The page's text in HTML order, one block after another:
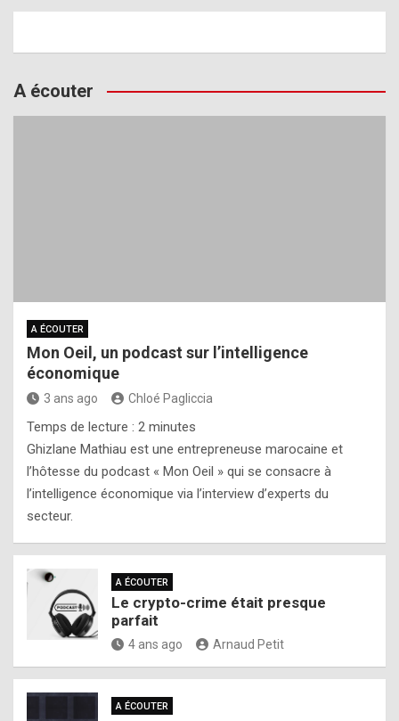
A écouter
A ÉCOUTER
Mon Oeil, un podcast sur l’intelligence
économique
3 ans ago Chloé Pagliccia
Temps de lecture : 2 minutes
Ghizlane Mathiau est une entrepreneuse marocaine et
l’hôtesse du podcast « Mon Oeil » qui se consacre à
l’intelligence économique via l’interview d’experts du
secteur.
A ÉCOUTER
Le crypto-crime était presque
parfait
4 ans ago Arnaud Petit
A ÉCOUTER